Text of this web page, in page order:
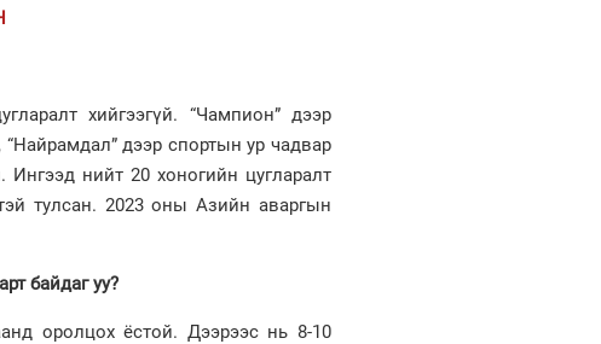
хийгээгүй. “Чампион” дээр
дээр спортын ур чадвар
Ингээд нийт 20 хоногийн цугларалт
тулсан. 2023 оны Азийн аваргын
байдаг уу?
оролцох ёстой. Дээрээс нь 8-10